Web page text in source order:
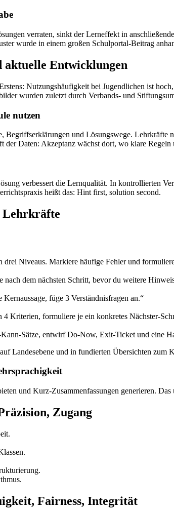
verraten, sinkt der Lerneffekt in
wurde in einem großen Schulportal-Beitrag
aktuelle Entwicklungen
Nutzungshäufigkeit bei Jugendlichen ist
wurden zuletzt durch Verbands- und
nutzen
Begriffserklärungen und Lösungswege.
der Daten: Akzeptanz wächst dort, wo klare
verbessert die Lernqualität. In kontrollierten
heißt das: Hint first, solution second.
Niveaus. Markiere häufige Fehler und
dem nächsten Schritt, bevor du weitere
füge 3 Verständnisfragen an.“
Kriterien, formuliere je ein konkretes Nächster-
Sätze, entwirf Do-Now, Exit-Ticket und eine
Landesebene und in fundierten Übersichten zum
und Kurz-Zusammenfassungen generieren.
Zugang
Fairness, Integrität